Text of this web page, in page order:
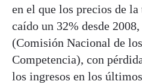
en el que los precios de
caído un 32% desde
(Comisión Nacional de
Competencia), con
los ingresos en los